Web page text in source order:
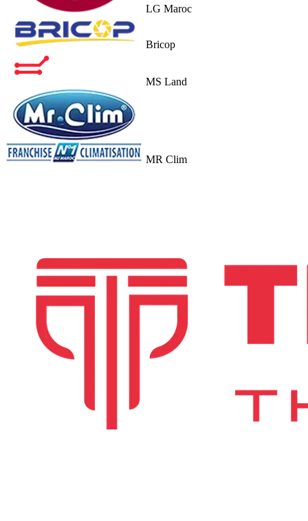
LG Maroc
Bricop
MS Land
MR Clim